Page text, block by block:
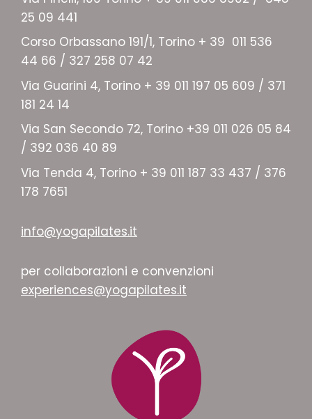
25 09 441
Corso Orbassano 191/1, Torino + 39 011 536
44 66 / 327 258 07 42
Via Guarini 4, Torino + 39 011 197 05 609 / 371
181 24 14
Via San Secondo 72, Torino +39 011 026 05 84
/ 392 036 40 89
Via Tenda 4, Torino + 39 011 187 33 437 / 376
178 7651
info@yogapilates.it
per collaborazioni e convenzioni
experiences@yogapilates.it